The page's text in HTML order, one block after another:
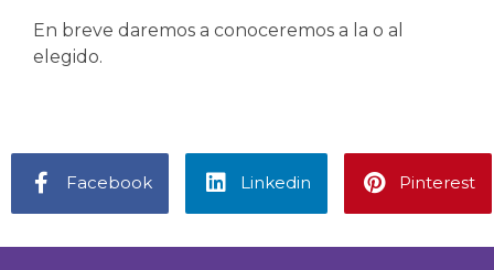
En breve daremos a conoceremos a la o al
elegido.
Facebook Linkedin Pinterest